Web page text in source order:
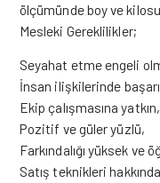
ölçümünde boy ve kilosu
Mesleki Gereklilikler;
Seyahat etme engeli
İnsan ilişkilerinde
Ekip çalışmasına yatkın,
Pozitif ve güler yüzlü,
Farkındalığı yüksek ve
Satış teknikleri